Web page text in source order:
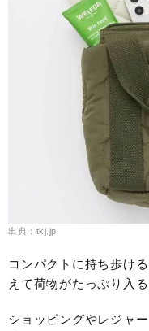
出典：tkj.jp
コンパクトに持ち歩け
えて荷物がたっぷり入
ショッピングやレジャ